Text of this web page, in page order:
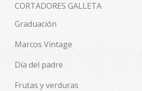
CORTADORES GALLETA
Graduación
Marcos Vintage
Día del padre
Frutas y verduras